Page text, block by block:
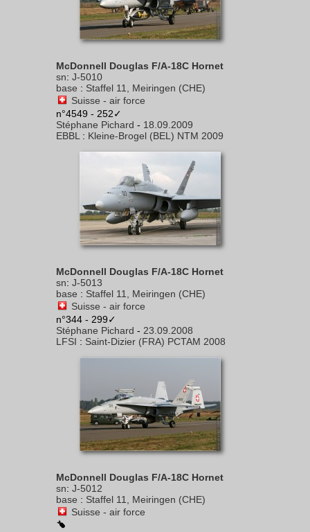
McDonnell Douglas F/A-18C Hornet
sn: J-5010
base : Staffel 11, Meiringen (CHE)
Suisse - air force
n°4549 - 252✓
Stéphane Pichard - 18.09.2009
EBBL : Kleine-Brogel (BEL) NTM 2009
McDonnell Douglas F/A-18C Hornet
sn: J-5013
base : Staffel 11, Meiringen (CHE)
Suisse - air force
n°344 - 299✓
Stéphane Pichard - 23.09.2008
LFSI : Saint-Dizier (FRA) PCTAM 2008
McDonnell Douglas F/A-18C Hornet
sn: J-5012
base : Staffel 11, Meiringen (CHE)
Suisse - air force